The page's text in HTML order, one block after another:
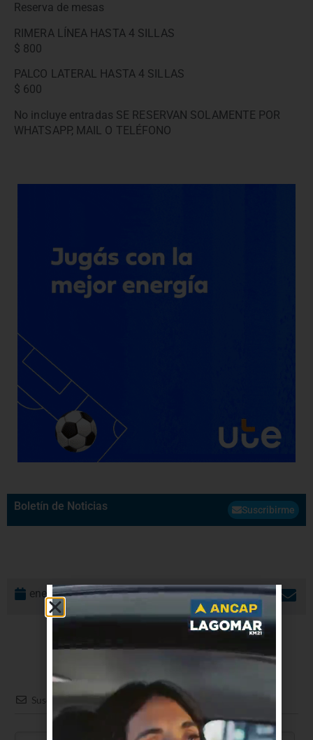
Reserva de mesas
RIMERA LÍNEA HASTA 4 SILLAS
$ 800
PALCO LATERAL HASTA 4 SILLAS
$ 600
No incluye entradas SE RESERVAN SOLAMENTE POR
WHATSAPP, MAIL O TELÉFONO
Boletín de Noticias Suscribirme
enero 29, 2026
Suscribir